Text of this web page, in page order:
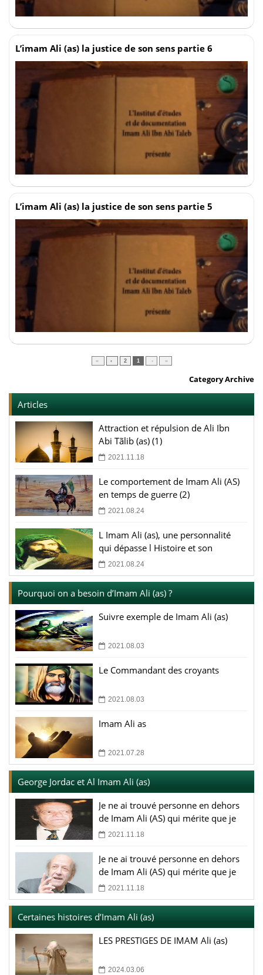
L’imam Ali (as) la justice de son sens partie 6
L’imam Ali (as) la justice de son sens partie 5
«
‹
1
2
›
»
Category Archive
Articles
Attraction et répulsion de Ali Ibn
Abi Tãlib (as) (1)
2021.11.18
Le comportement de Imam Ali (AS)
en temps de guerre (2)
2021.08.24
L Imam Ali (as), une personnalité
qui dépasse l Histoire et son
époque
2021.08.24
Pourquoi on a besoin d’Imam Ali (as) ?
Suivre exemple de Imam Ali (as)
2021.08.03
Le Commandant des croyants
2021.08.03
Imam Ali as
2021.07.28
George Jordac et Al Imam Ali (as)
Je ne ai trouvé personne en dehors
de Imam Ali (AS) qui mérite que je
écrive un livre (4)
2021.11.18
Je ne ai trouvé personne en dehors
de Imam Ali (AS) qui mérite que je
écrive un livre (3)
2021.11.18
Certaines histoires d’Imam Ali (as)
LES PRESTIGES DE IMAM Ali (as)
2024.03.06